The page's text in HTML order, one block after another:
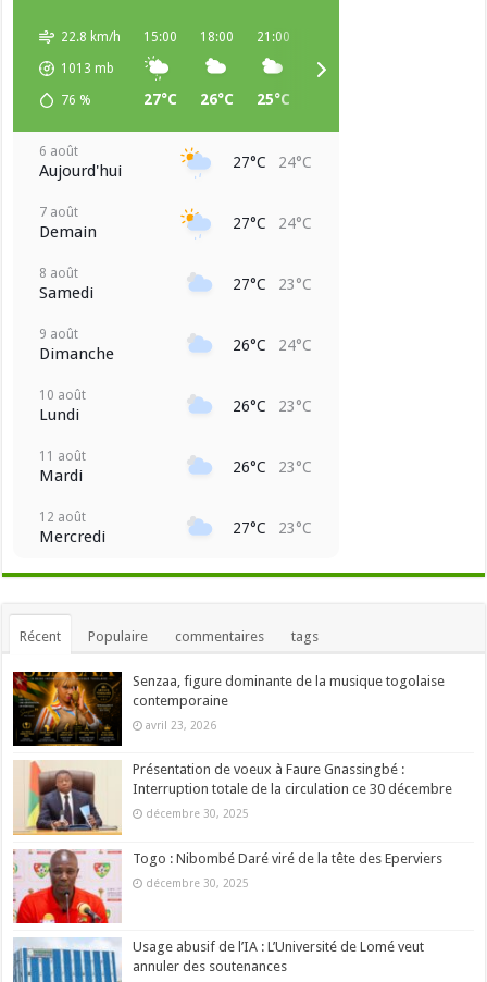
22.8 km/h
1013 mb
76 %
15:00
27°C
18:00
26°C
21:00
25°C
6 août
Aujourd'hui 27°C 24°C
7 août
Demain 27°C 24°C
8 août
Samedi 27°C 23°C
9 août
Dimanche 26°C 24°C
10 août
Lundi 26°C 23°C
11 août
Mardi 26°C 23°C
12 août
Mercredi 27°C 23°C
Récent Populaire commentaires tags
Senzaa, figure dominante de la musique togolaise
contemporaine
avril 23, 2026
Présentation de voeux à Faure Gnassingbé :
Interruption totale de la circulation ce 30 décembre
décembre 30, 2025
Togo : Nibombé Daré viré de la tête des Eperviers
décembre 30, 2025
Usage abusif de l’IA : L’Université de Lomé veut
annuler des soutenances